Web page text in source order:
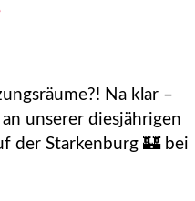
Na klar –
unserer diesjährigen
der Starkenburg 🏰 bei